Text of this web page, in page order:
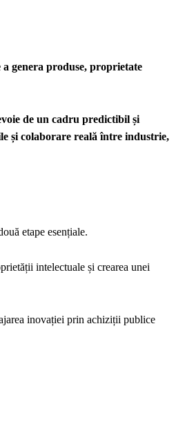
genera produse, proprietate
de un cadru predictibil și
și colaborare reală între industrie,
etape esențiale.
intelectuale și crearea unei
inovației prin achiziții publice